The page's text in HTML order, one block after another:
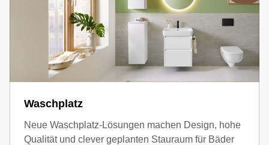
Waschplatz
Neue Waschplatz-Lösungen machen Design, hohe
Qualität und clever geplanten Stauraum für Bäder